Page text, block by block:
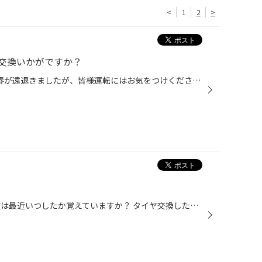
< 1 2 >
いかがですか？
また雪がふってきましたね( ;∀;) 春が遠退きましたが、皆様運転にはお気をつけください！ 冬景色に戻りましたが、冬タイヤの状態大丈夫ですか！？ 止まりにくいと感じていませんか？ そんな皆様に…新春初売セール開催中です！！ 本日最終日となってます！まだ間に合いますよ！ この期間にタイヤを購...
皆さんこんにちは！ 空気圧の点検は最近いつしたか覚えていますか？ タイヤ交換した時に空気圧も見てるから大丈夫だよ！ と思っていませんか？ 実は、空気圧は自然に抜けたり、気温差で下がったりもするんです！ 3台に1台なんですよ！かなり多いですよね！ という事で当店では無料空気圧点検実施中...